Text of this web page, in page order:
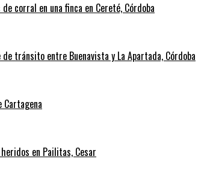
corral en una finca en Cereté, Córdoba
tránsito entre Buenavista y La Apartada, Córdoba
en Pailitas, Cesar